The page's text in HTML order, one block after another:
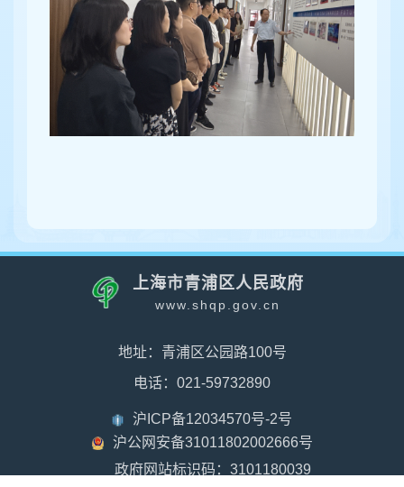
上海市青浦区人民政府
www.shqp.gov.cn
地址：青浦区公园路100号
电话：021-59732890
沪ICP备12034570号-2号
沪公网安备31011802002666号
政府网站标识码：3101180039